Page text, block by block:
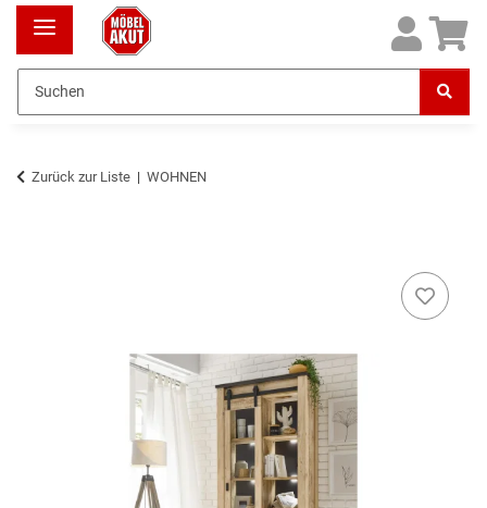
Zurück zur Liste WOHNEN